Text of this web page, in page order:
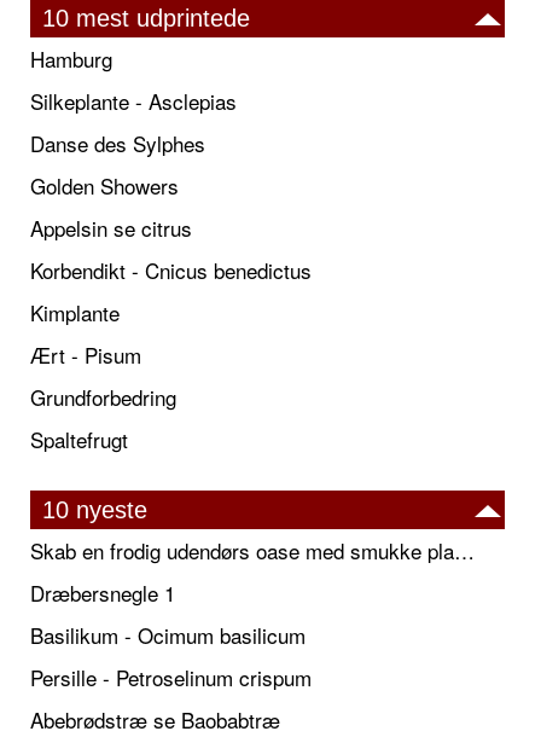
10 mest udprintede
Hamburg
Silkeplante - Asclepias
Danse des Sylphes
Golden Showers
Appelsin se citrus
Korbendikt - Cnicus benedictus
Kimplante
Ært - Pisum
Grundforbedring
Spaltefrugt
10 nyeste
Skab en frodig udendørs oase med smukke plantekrukker og elegante espalier
Dræbersnegle 1
Basilikum - Ocimum basilicum
Persille - Petroselinum crispum
Abebrødstræ se Baobabtræ